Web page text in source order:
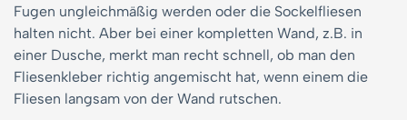
Fugen ungleichmäßig werden oder die Sockelfliesen
halten nicht. Aber bei einer kompletten Wand, z.B. in
einer Dusche, merkt man recht schnell, ob man den
Fliesenkleber richtig angemischt hat, wenn einem die
Fliesen langsam von der Wand rutschen.